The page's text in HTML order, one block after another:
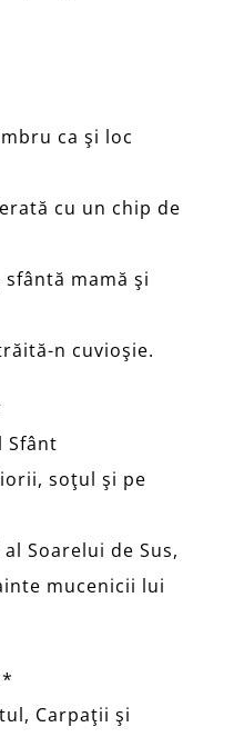
ca şi loc
cu un chip de
sfântă mamă şi
n cuvioşie.
Sfânt
soţul şi pe
Soarelui de Sus,
mucenicii lui
Carpaţii şi